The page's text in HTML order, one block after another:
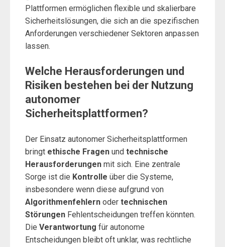
Plattformen ermöglichen flexible und skalierbare
Sicherheitslösungen, die sich an die spezifischen
Anforderungen verschiedener Sektoren anpassen
lassen.
Welche Herausforderungen und
Risiken bestehen bei der Nutzung
autonomer
Sicherheitsplattformen?
Der Einsatz autonomer Sicherheitsplattformen
bringt ethische Fragen und technische
Herausforderungen mit sich. Eine zentrale
Sorge ist die Kontrolle über die Systeme,
insbesondere wenn diese aufgrund von
Algorithmenfehlern oder technischen
Störungen Fehlentscheidungen treffen könnten.
Die Verantwortung für autonome
Entscheidungen bleibt oft unklar, was rechtliche